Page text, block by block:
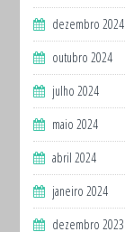
dezembro 2024
outubro 2024
julho 2024
maio 2024
abril 2024
janeiro 2024
dezembro 2023